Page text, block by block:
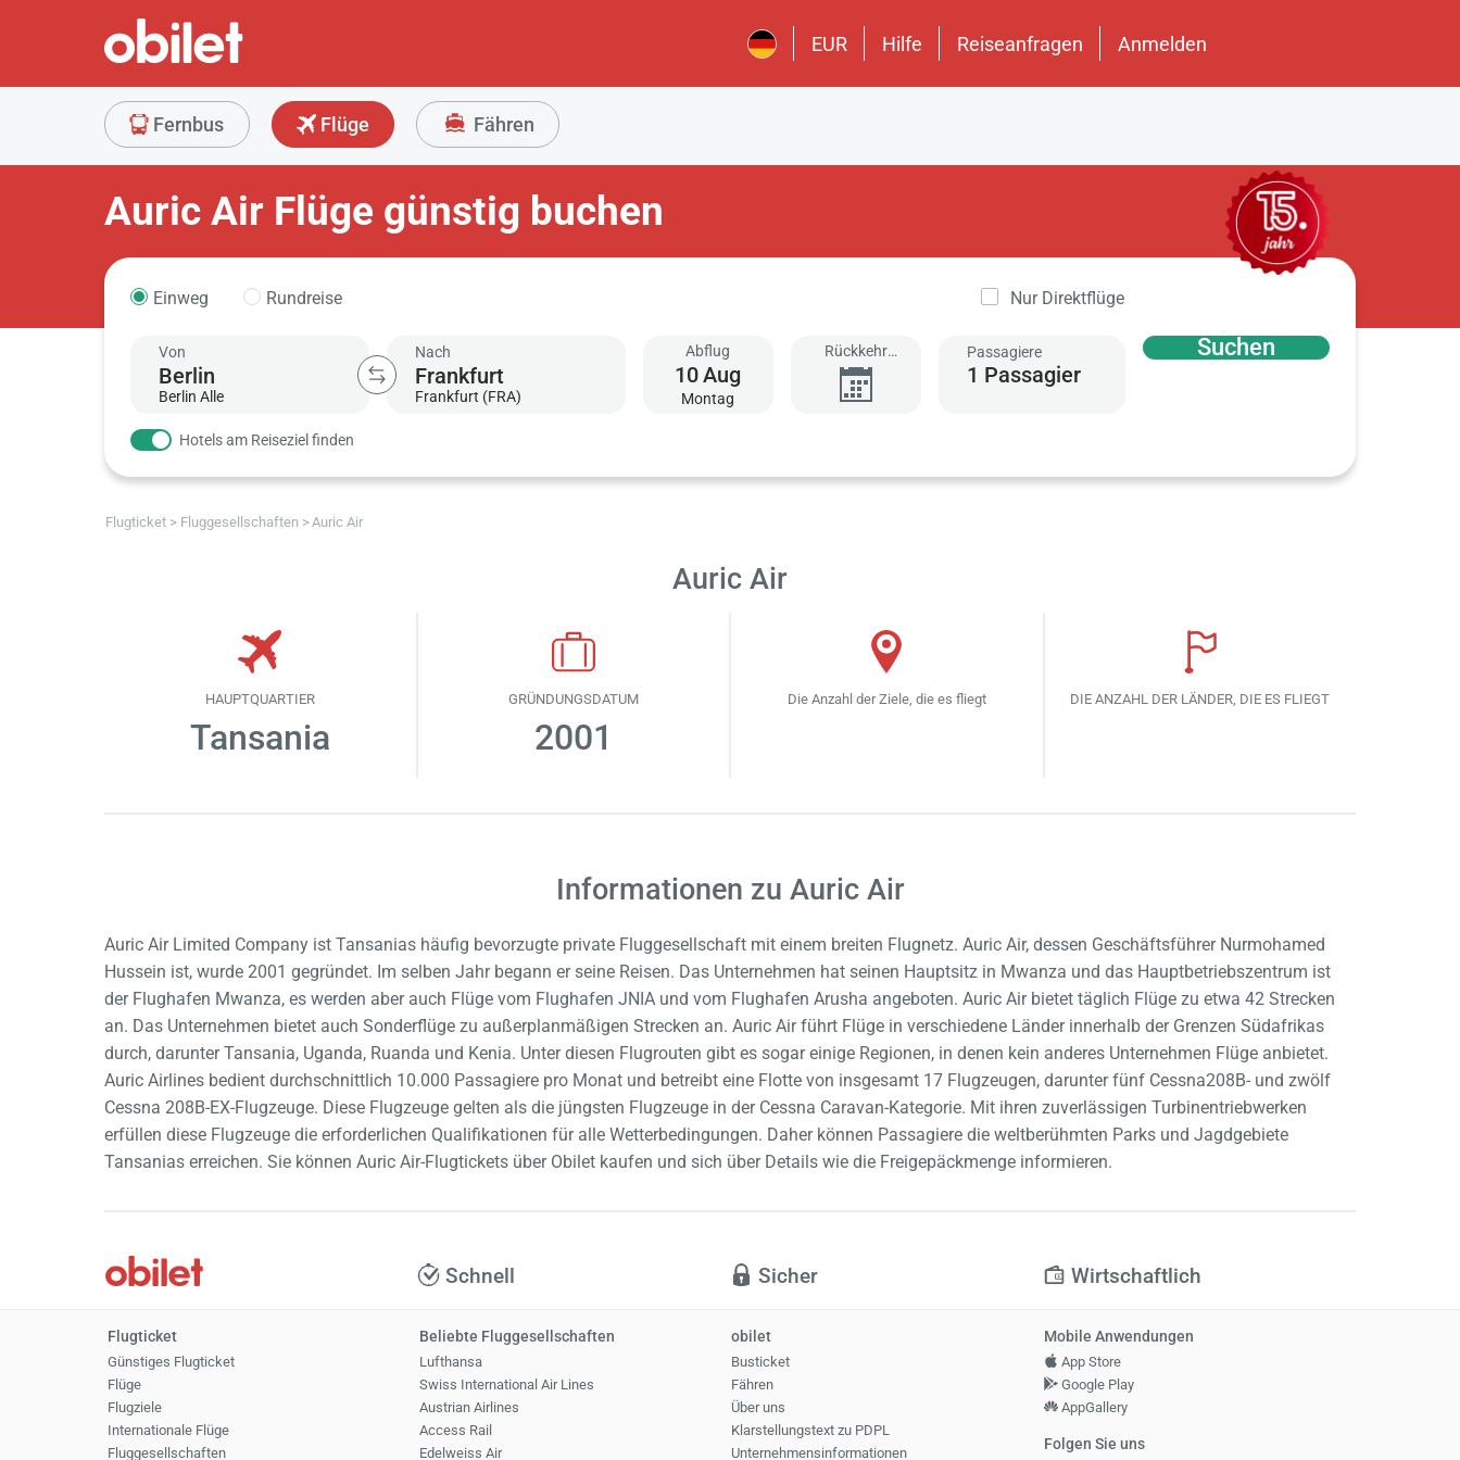
EUR Hilfe Reiseanfragen Anmelden
Fernbus Flüge Fähren
Auric Air Flüge günstig buchen
Einweg Rundreise Nur Direktflüge
Von
Berlin Alle
Nach
Frankfurt (FRA)
Abflug
10Aug
Montag
Rückkehr
hinzufügen
Passagiere
1 Passagier
Suchen
Hotels am Reiseziel finden
Flugticket Fluggesellschaften Auric Air
Auric Air
HAUPTQUARTIER
Tansania
GRÜNDUNGSDATUM
2001
Die Anzahl der Ziele, die es fliegt DIE ANZAHL DER LÄNDER, DIE ES FLIEGT
Informationen zu Auric Air
Auric Air Limited Company ist Tansanias häufig bevorzugte private Fluggesellschaft mit einem breiten Flugnetz. Auric Air, dessen Geschäftsführer Nurmohamed
Hussein ist, wurde 2001 gegründet. Im selben Jahr begann er seine Reisen. Das Unternehmen hat seinen Hauptsitz in Mwanza und das Hauptbetriebszentrum ist
der Flughafen Mwanza, es werden aber auch Flüge vom Flughafen JNIA und vom Flughafen Arusha angeboten. Auric Air bietet täglich Flüge zu etwa 42 Strecken
an. Das Unternehmen bietet auch Sonderflüge zu außerplanmäßigen Strecken an. Auric Air führt Flüge in verschiedene Länder innerhalb der Grenzen Südafrikas
durch, darunter Tansania, Uganda, Ruanda und Kenia. Unter diesen Flugrouten gibt es sogar einige Regionen, in denen kein anderes Unternehmen Flüge anbietet.
Auric Airlines bedient durchschnittlich 10.000 Passagiere pro Monat und betreibt eine Flotte von insgesamt 17 Flugzeugen, darunter fünf Cessna208B- und zwölf
Cessna 208B-EX-Flugzeuge. Diese Flugzeuge gelten als die jüngsten Flugzeuge in der Cessna Caravan-Kategorie. Mit ihren zuverlässigen Turbinentriebwerken
erfüllen diese Flugzeuge die erforderlichen Qualifikationen für alle Wetterbedingungen. Daher können Passagiere die weltberühmten Parks und Jagdgebiete
Tansanias erreichen. Sie können Auric Air-Flugtickets über Obilet kaufen und sich über Details wie die Freigepäckmenge informieren.
Schnell Sicher Wirtschaftlich
Flugticket
Günstiges Flugticket
Flüge
Flugziele
Internationale Flüge
Fluggesellschaften
Beliebte Fluggesellschaften
Lufthansa
Swiss International Air Lines
Austrian Airlines
Access Rail
Edelweiss Air
obilet
Busticket
Fähren
Über uns
Klarstellungstext zu PDPL
Unternehmensinformationen
Mobile Anwendungen
App Store
Google Play
AppGallery
Folgen Sie uns